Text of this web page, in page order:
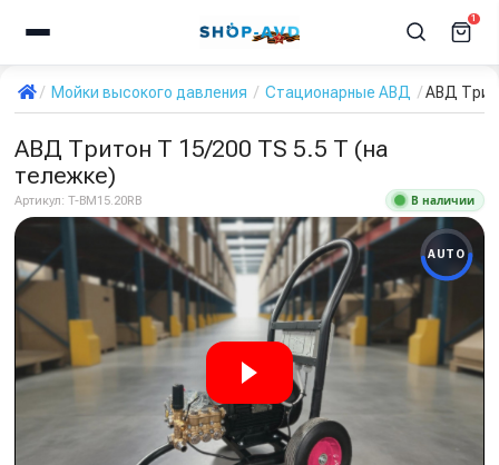
1
Мойки высокого давления Стационарные АВД АВД
АВД Тритон Т 15/200 TS 5.5 T (на
тележке)
Артикул: T-BM15.20RB В наличии
AUTO